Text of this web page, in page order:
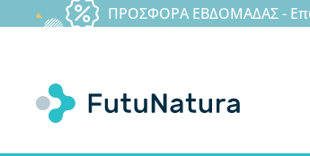
ΠΡΟΣΦΟΡΑ ΕΒΔΟΜΑΔΑΣ -